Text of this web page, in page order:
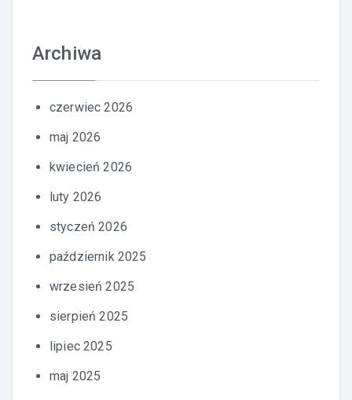
Archiwa
czerwiec 2026
maj 2026
kwiecień 2026
luty 2026
styczeń 2026
październik 2025
wrzesień 2025
sierpień 2025
lipiec 2025
maj 2025